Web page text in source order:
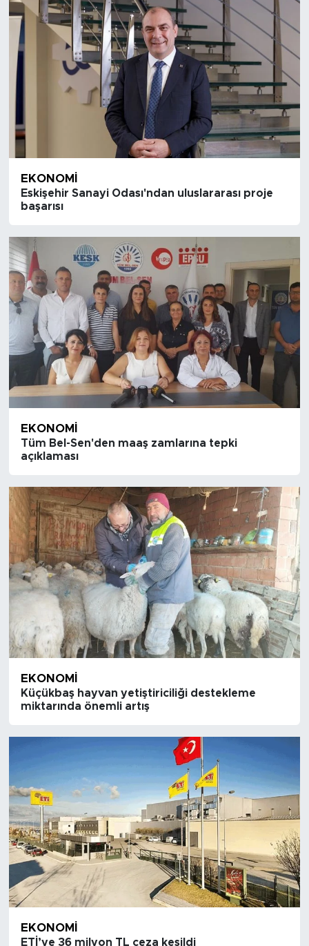
EKONOMI
Eskişehir Sanayi Odası'ndan uluslararası proje
başarısı
EKONOMI
Tüm Bel-Sen'den maaş zamlarına tepki
açıklaması
EKONOMI
Küçükbaş hayvan yetiştiriciliği destekleme
miktarında önemli artış
EKONOMI
ETİ’ye 36 milyon TL ceza kesildi